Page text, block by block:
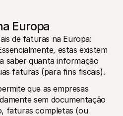
Europa
de faturas na Europa:
estas existem
saber quanta informação
faturas (para fins fiscais).
que as empresas
sem documentação
faturas completas (ou